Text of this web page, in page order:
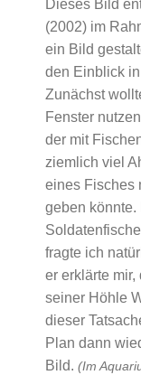
Dieses Bild
(2002) im
ein Bild
den Einblick
Zunächst
Fenster
der mit
ziemlich viel
eines Fisches
geben
fragte ich
er erklärte
seiner Höhle
dieser
Plan dann
Bild. (Im